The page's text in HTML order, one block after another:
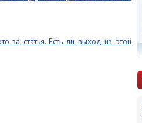
за статья. Есть ли выход из этой